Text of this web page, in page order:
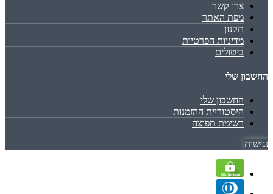
צרו קשר
מפת האתר
תקנון
מדיניות הפרטיות
ביטולים
החשבון שלי
החשבון שלי
היסטוריית ההזמנות
רשימת תפוצה
נגישות